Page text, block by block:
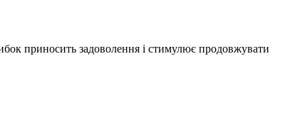
приносить задоволення і стимулює продовжувати